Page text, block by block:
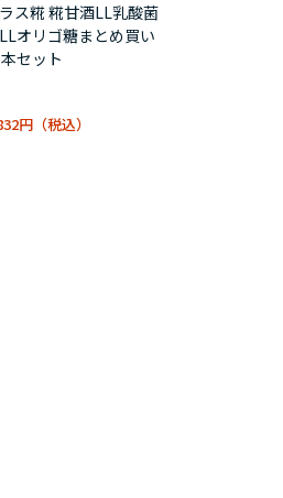
ス糀 糀甘酒LL乳酸菌
オリゴ糖まとめ買い
セット
円